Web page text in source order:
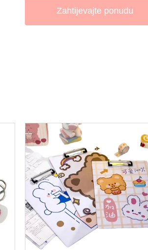
Zahtijevajte ponudu